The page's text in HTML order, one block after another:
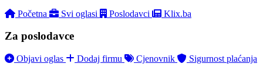
Početna Svi oglasi Poslodavci Klix.ba
Za poslodavce
Objavi oglas Dodaj firmu Cjenovnik Sigurnost plaćanja